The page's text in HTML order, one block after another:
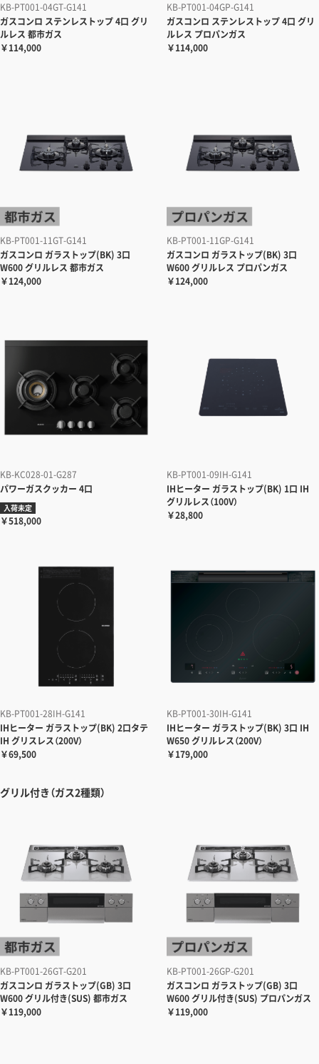
KB-PT001-04GT-G141
ガスコンロ ステンレストップ 4口 グリ
ルレス 都市ガス
￥114,000
KB-PT001-04GP-G141
ガスコンロ ステンレストップ 4口 グリ
ルレス プロパンガス
￥114,000
KB-PT001-11GT-G141
ガスコンロ ガラストップ(BK) 3口
W600 グリルレス 都市ガス
￥124,000
KB-PT001-11GP-G141
ガスコンロ ガラストップ(BK) 3口
W600 グリルレス プロパンガス
￥124,000
KB-KC028-01-G287
パワーガスクッカー 4口
入荷未定
￥518,000
KB-PT001-09IH-G141
IHヒーター ガラストップ(BK) 1口 IH
グリルレス（100V）
￥28,800
KB-PT001-28IH-G141
IHヒーター ガラストップ(BK) 2口タテ
IH グリスレス（200V）
￥69,500
KB-PT001-30IH-G141
IHヒーター ガラストップ(BK) 3口 IH
W650 グリルレス（200V）
￥179,000
グリル付き（ガス2種類）
KB-PT001-26GT-G201
ガスコンロ ガラストップ(GB) 3口
W600 グリル付き(SUS) 都市ガス
￥119,000
KB-PT001-26GP-G201
ガスコンロ ガラストップ(GB) 3口
W600 グリル付き(SUS) プロパンガス
￥119,000